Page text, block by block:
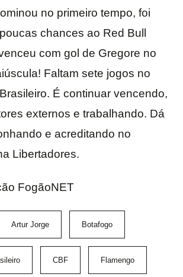
no primeiro tempo, foi
chances ao Red Bull
com gol de Gregore no
Faltam sete jogos no
É continuar vencendo,
externos e trabalhando. Dá
e acreditando no
Libertadores.
FogãoNET
Artur Jorge Botafogo
CBF Flamengo